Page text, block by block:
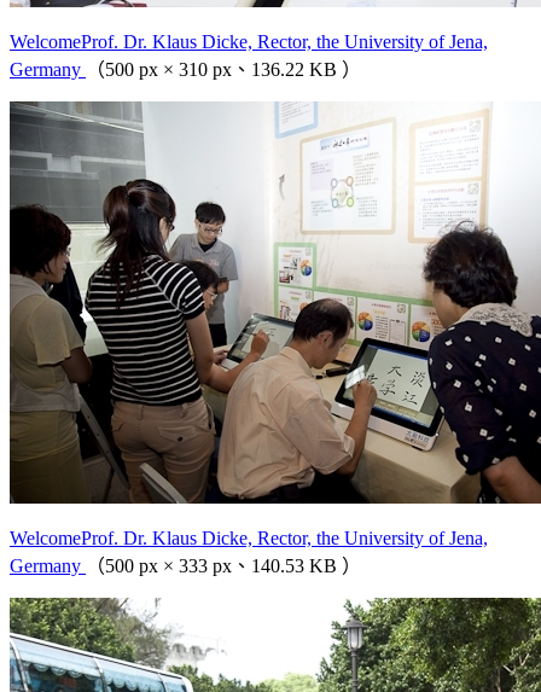
WelcomeProf. Dr. Klaus Dicke, Rector, the University of Jena,
Germany
（500 px × 310 px、136.22 KB ）
WelcomeProf. Dr. Klaus Dicke, Rector, the University of Jena,
Germany
（500 px × 333 px、140.53 KB ）